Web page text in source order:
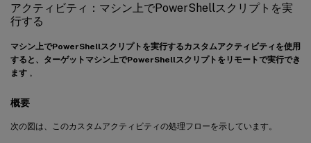
アクティビティ：マシン上でPowerShellスクリプトを実
行する
マシン上でPowerShellスクリプトを実行するカスタムアクティビティを使用
すると、ターゲットマシン上でPowerShellスクリプトをリモートで実行でき
ます 。
概要
次の図は、このカスタムアクティビティの処理フローを示しています。